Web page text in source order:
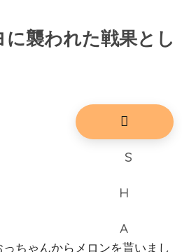
に襲われた戦果とし
ちゃんからメロンを貰いまし